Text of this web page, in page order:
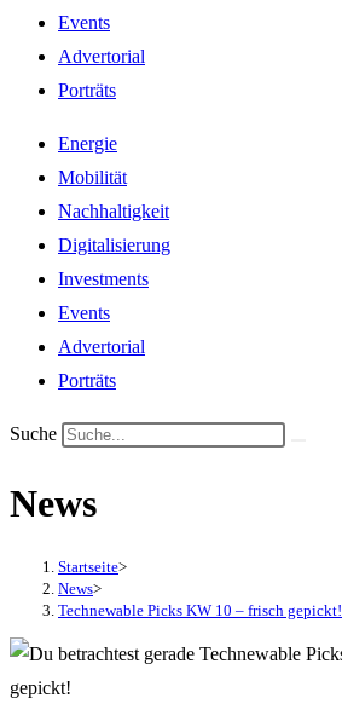
Events
Advertorial
Porträts
Energie
Mobilität
Nachhaltigkeit
Digitalisierung
Investments
Events
Advertorial
Porträts
Suche
News
Startseite>
News>
Technewable Picks KW 10 – frisch gepickt!